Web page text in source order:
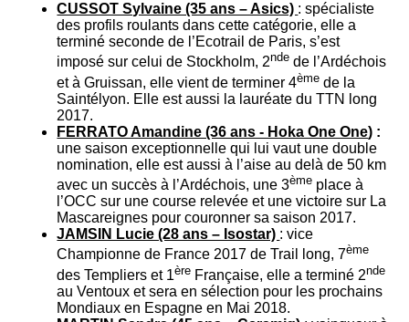
CUSSOT Sylvaine (35 ans – Asics) : spécialiste
des profils roulants dans cette catégorie, elle a
terminé seconde de l’Ecotrail de Paris, s’est
imposé sur celui de Stockholm, 2nde de l’Ardéchois
et à Gruissan, elle vient de terminer 4ème de la
Saintélyon. Elle est aussi la lauréate du TTN long
2017.
FERRATO Amandine (36 ans - Hoka One One) :
une saison exceptionnelle qui lui vaut une double
nomination, elle est aussi à l’aise au delà de 50 km
avec un succès à l’Ardéchois, une 3ème place à
l’OCC sur une course relevée et une victoire sur La
Mascareignes pour couronner sa saison 2017.
JAMSIN Lucie (28 ans – Isostar) : vice
Championne de France 2017 de Trail long, 7ème
des Templiers et 1ère Française, elle a terminé 2nde
au Ventoux et sera en sélection pour les prochains
Mondiaux en Espagne en Mai 2018.